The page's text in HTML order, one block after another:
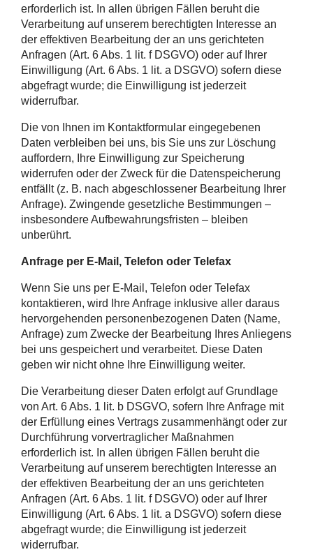
erforderlich ist. In allen übrigen Fällen beruht die
Verarbeitung auf unserem berechtigten Interesse an
der effektiven Bearbeitung der an uns gerichteten
Anfragen (Art. 6 Abs. 1 lit. f DSGVO) oder auf Ihrer
Einwilligung (Art. 6 Abs. 1 lit. a DSGVO) sofern diese
abgefragt wurde; die Einwilligung ist jederzeit
widerrufbar.
Die von Ihnen im Kontaktformular eingegebenen
Daten verbleiben bei uns, bis Sie uns zur Löschung
auffordern, Ihre Einwilligung zur Speicherung
widerrufen oder der Zweck für die Datenspeicherung
entfällt (z. B. nach abgeschlossener Bearbeitung Ihrer
Anfrage). Zwingende gesetzliche Bestimmungen –
insbesondere Aufbewahrungsfristen – bleiben
unberührt.
Anfrage per E-Mail, Telefon oder Telefax
Wenn Sie uns per E-Mail, Telefon oder Telefax
kontaktieren, wird Ihre Anfrage inklusive aller daraus
hervorgehenden personenbezogenen Daten (Name,
Anfrage) zum Zwecke der Bearbeitung Ihres Anliegens
bei uns gespeichert und verarbeitet. Diese Daten
geben wir nicht ohne Ihre Einwilligung weiter.
Die Verarbeitung dieser Daten erfolgt auf Grundlage
von Art. 6 Abs. 1 lit. b DSGVO, sofern Ihre Anfrage mit
der Erfüllung eines Vertrags zusammenhängt oder zur
Durchführung vorvertraglicher Maßnahmen
erforderlich ist. In allen übrigen Fällen beruht die
Verarbeitung auf unserem berechtigten Interesse an
der effektiven Bearbeitung der an uns gerichteten
Anfragen (Art. 6 Abs. 1 lit. f DSGVO) oder auf Ihrer
Einwilligung (Art. 6 Abs. 1 lit. a DSGVO) sofern diese
abgefragt wurde; die Einwilligung ist jederzeit
widerrufbar.